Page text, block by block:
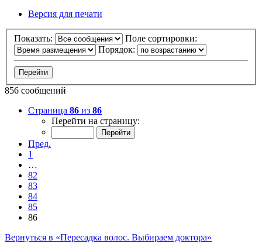
Версия для печати
Показать:
Поле сортировки:
Порядок:
856 сообщений
Страница 86 из 86
Перейти на страницу:
Пред.
1
…
82
83
84
85
86
Вернуться в «Пересадка волос. Выбираем доктора»